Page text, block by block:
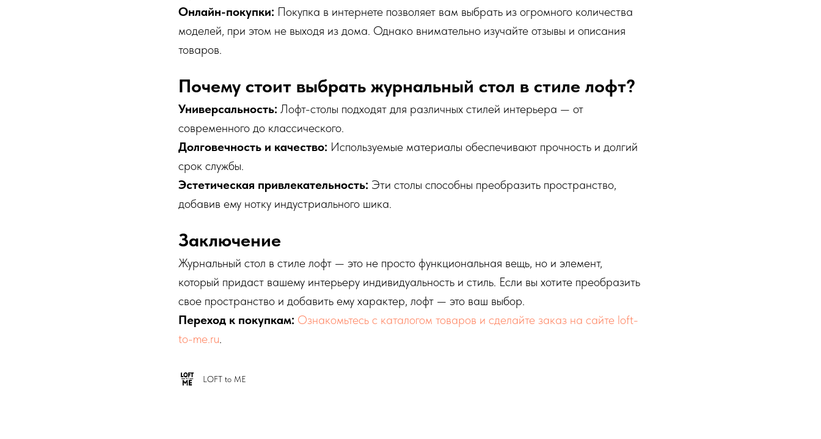
Онлайн-покупки: Покупка в интернете позволяет вам выбрать из огромного количества
моделей, при этом не выходя из дома. Однако внимательно изучайте отзывы и описания
товаров.
Почему стоит выбрать журнальный стол в стиле лофт?
Универсальность: Лофт-столы подходят для различных стилей интерьера — от
современного до классического.
Долговечность и качество: Используемые материалы обеспечивают прочность и долгий
срок службы.
Эстетическая привлекательность: Эти столы способны преобразить пространство,
добавив ему нотку индустриального шика.
Заключение
Журнальный стол в стиле лофт — это не просто функциональная вещь, но и элемент,
который придаст вашему интерьеру индивидуальность и стиль. Если вы хотите преобразить
свое пространство и добавить ему характер, лофт — это ваш выбор.
Переход к покупкам: Ознакомьтесь с каталогом товаров и сделайте заказ на сайте loft-
to-me.ru.
LOFT to ME